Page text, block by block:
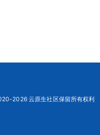
2026 云原生社区保留所有权利